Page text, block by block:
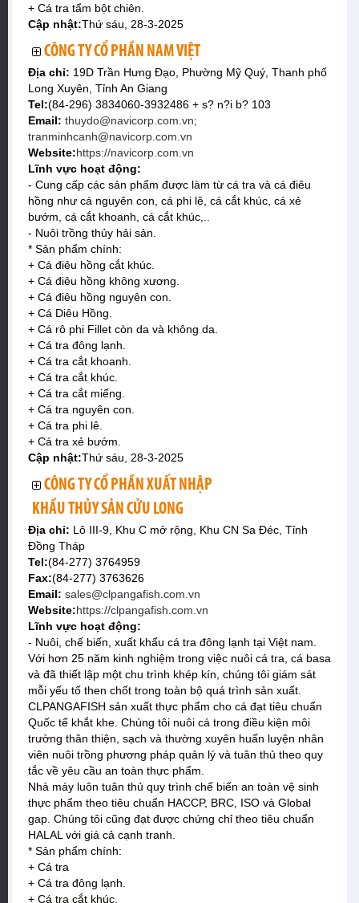
+ Cá tra tẩm bột chiên.
Cập nhật:Thứ sáu, 28-3-2025
CÔNG TY CỔ PHẦN NAM VIỆT
Địa chỉ: 19D Trần Hưng Đạo, Phường Mỹ Quý, Thanh phố
Long Xuyên, Tỉnh An Giang
Tel:(84-296) 3834060-3932486 + s? n?i b? 103
Email: thuydo@navicorp.com.vn;
tranminhcanh@navicorp.com.vn
Website:https://navicorp.com.vn
Lĩnh vực hoạt động:
- Cung cấp các sản phẩm được làm từ cá tra và cá điêu
hồng như cá nguyên con, cá phi lê, cá cắt khúc, cá xẻ
bướm, cá cắt khoanh, cá cắt khúc,..
- Nuôi trồng thủy hải sản.
* Sản phẩm chính:
+ Cá điêu hồng cắt khúc.
+ Cá điêu hồng không xương.
+ Cá điêu hồng nguyên con.
+ Cá Diêu Hồng.
+ Cá rô phi Fillet còn da và không da.
+ Cá tra đông lạnh.
+ Cá tra cắt khoanh.
+ Cá tra cắt khúc.
+ Cá tra cắt miếng.
+ Cá tra nguyên con.
+ Cá tra phi lê.
+ Cá tra xẻ bướm.
Cập nhật:Thứ sáu, 28-3-2025
CÔNG TY CỔ PHẦN XUẤT NHẬP
KHẨU THỦY SẢN CỬU LONG
Địa chỉ: Lô III-9, Khu C mở rộng, Khu CN Sa Đéc, Tỉnh
Đồng Tháp
Tel:(84-277) 3764959
Fax:(84-277) 3763626
Email: sales@clpangafish.com.vn
Website:https://clpangafish.com.vn
Lĩnh vực hoạt động:
- Nuôi, chế biến, xuất khẩu cá tra đông lạnh tại Việt nam.
Với hơn 25 năm kinh nghiệm trong việc nuôi cá tra, cá basa
và đã thiết lập một chu trình khép kín, chúng tôi giám sát
mỗi yếu tố then chốt trong toàn bộ quá trình sản xuất.
CLPANGAFISH sản xuất thực phẩm cho cá đạt tiêu chuẩn
Quốc tế khắt khe. Chúng tôi nuôi cá trong điều kiện môi
trường thân thiện, sạch và thường xuyên huấn luyện nhân
viên nuôi trồng phương pháp quản lý và tuân thủ theo quy
tắc về yêu cầu an toàn thực phẩm.
Nhà máy luôn tuân thủ quy trình chế biến an toàn vệ sinh
thực phẩm theo tiêu chuẩn HACCP, BRC, ISO và Global
gap. Chúng tôi cũng đạt được chứng chỉ theo tiêu chuẩn
HALAL với giá cả cạnh tranh.
* Sản phẩm chính:
+ Cá tra
+ Cá tra đông lạnh.
+ Cá tra cắt khúc.